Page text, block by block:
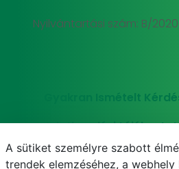
Nyilvántartási szám: B/
Gyakran Ismételt
Adatkezelési
Süti (cookie)
A sütiket személyre szabott
trendek elemzéséhez, a webhely